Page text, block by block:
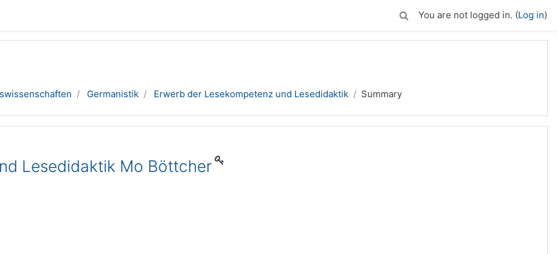
You are not logged in. (Log in)
Germanistik Erwerb der Lesekompetenz und Lesedidaktik Summary
Lesedidaktik Mo Böttcher